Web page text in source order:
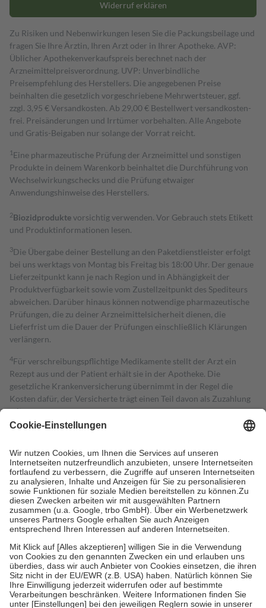
Widerruf erklären
Zu Risiken und Nebenwirkungen lesen Sie die Packungsbeilage und
fragen Sie Ihre Ärztin, Ihren Arzt oder in Ihrer Apotheke. AVP:
Üblicher Apothekenverkaufspreis berechnet nach der
Arzneimittelpreisverordnung. UVP: Unverbindliche
Preisempfehlung des Herstellers. Die angegebenen Preise
beinhalten die gesetzlich vorgeschriebene Mehrwertsteuer, ggf.
zzgl. 3,95 € Versandkosten. Ab 29,00 € Bestell­wert versand­kosten­
frei. Preisänderungen und Irrtümer vorbehalten. Alle Angebote
und Gratis-Beigaben nur solange der Vorrat reicht.
1 Eine pharmazeutische Prüfung der Arzneimittel und sonstigen
Produkte in deinem Warenkorb beinhaltet die Durchführung von
Wechselwirkungschecks und die Prüfung etwaiger
Anwendungshinweise des Herstellers.
2Biozidproduktevorsichtig verwenden. Vor Gebrauch stets Etikett
und Produktinformationen lesen.
3Die Übergabe deiner Bestellung an den Paketdienstleister erfolgt
bei uns werktags von Montag bis Freitag bis 18:00 Uhr. Der genaue
Lieferzeitpunkt kann je nach Region und in Abhängigkeit der
Produktverfügbarkeit sowie vom Zustellzeitpunkt des Spediteurs
abweichen. Darüber hinaus können notwendige pharmazeutische
Prüfungen, die zu deiner Arzneimittelsicherheit dienen, die
Lieferfrist um die Dauer der Prüfungen einschließlich Klärungen
verlängern.
4Für verschreibungspflichtige Medikamente stellt der Arzt ein
Rezept aus und der Patient erhält sie in der Apotheke. Die
gesetzliche Krankenversicherung übernimmt in der Regel die
Kosten dafür, der Versicherte trägt einen Teil davon als Zuzahlung
mit.
Grundsätzlich leisten Mitglieder Zuzahlungen in Höhe von zehn
höchstens zehn Euro.
Es sind jedoch nie mehr als die tatsächlichen
Kosten der Leistung zu entrichten.
Diese Regeln gelten grundsätzlich auch für Online-Apotheken.
Bei Heilmitteln und häuslicher Krankenpflege beträgt die
Zuzahlung zehn Prozent der Kosten sowie zehn Euro je
Verordnung.
Um das Engagement der Versicherten für ihre eigene Gesundheit zu
stärken und die besondere Stellung der Familie zu unterstützen,
fallenkeine Zuzahlungenan bei:
• Kindern und Jugendlichen bis zum vollendeten 18. Lebensjahr
mit Ausnahme der Fahrkosten
• Untersuchungen zur Vorsorge und Früherkennung, die von der
GKV getragen werden